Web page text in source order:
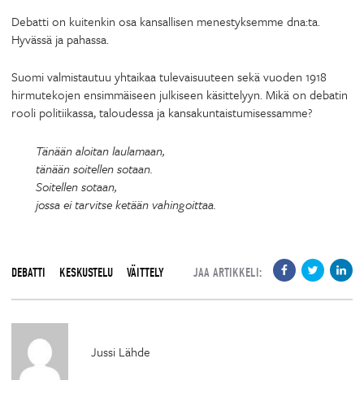
Debatti on kuitenkin osa kansallisen menestyksemme dna:ta.
Hyvässä ja pahassa.
Suomi valmistautuu yhtaikaa tulevaisuuteen sekä vuoden 1918
hirmutekojen ensimmäiseen julkiseen käsittelyyn. Mikä on debatin
rooli politiikassa, taloudessa ja kansakuntaistumisessamme?
Tänään aloitan laulamaan,
tänään soitellen sotaan.
Soitellen sotaan,
jossa ei tarvitse ketään vahingoittaa.
DEBATTI KESKUSTELU VÄITTELY JAA ARTIKKELI:
Jussi Lähde